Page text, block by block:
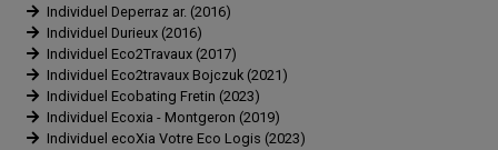
Individuel Deperraz ar. (2016)
Individuel Durieux (2016)
Individuel Eco2Travaux (2017)
Individuel Eco2travaux Bojczuk (2021)
Individuel Ecobating Fretin (2023)
Individuel Ecoxia - Montgeron (2019)
Individuel ecoXia Votre Eco Logis (2023)